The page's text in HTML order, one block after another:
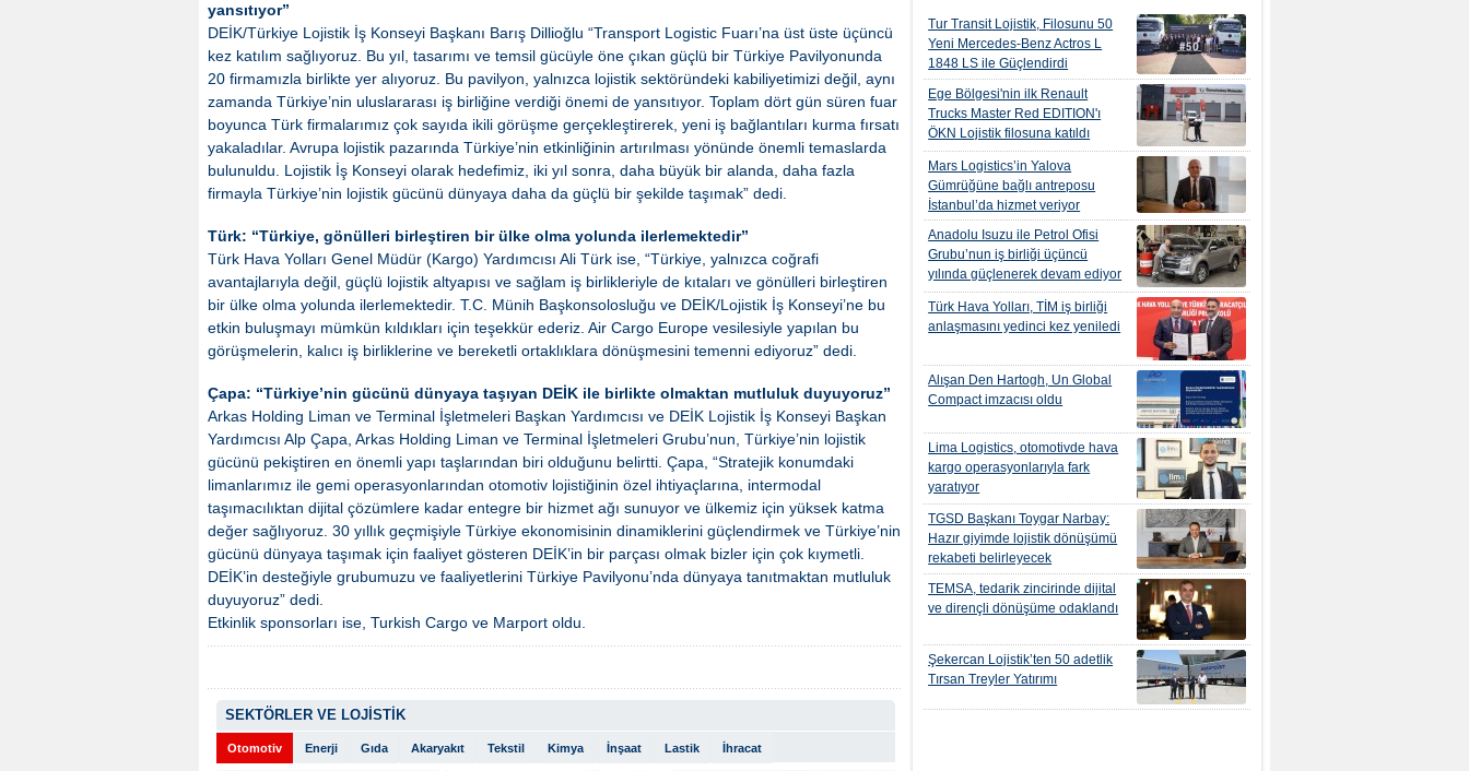
Tur Transit Lojistik, Filosunu 50
Yeni Mercedes-Benz Actros L
1848 LS ile Güçlendirdi
Ege Bölgesi'nin ilk Renault
Trucks Master Red EDITION'ı
ÖKN Lojistik filosuna katıldı
Mars Logistics’in Yalova
Gümrüğüne bağlı antreposu
İstanbul’da hizmet veriyor
Anadolu Isuzu ile Petrol Ofisi
Grubu’nun iş birliği üçüncü
yılında güçlenerek devam ediyor
Türk Hava Yolları, TİM iş birliği
anlaşmasını yedinci kez yeniledi
Alışan Den Hartogh, Un Global
Compact imzacısı oldu
Lima Logistics, otomotivde hava
kargo operasyonlarıyla fark
yaratıyor
TGSD Başkanı Toygar Narbay:
Hazır giyimde lojistik dönüşümü
rekabeti belirleyecek
TEMSA, tedarik zincirinde dijital
ve dirençli dönüşüme odaklandı
Şekercan Lojistik’ten 50 adetlik
Tırsan Treyler Yatırımı
yansıtıyor”
DEİK/Türkiye Lojistik İş Konseyi Başkanı Barış Dillioğlu “Transport Logistic Fuarı’na üst üste üçüncü
kez katılım sağlıyoruz. Bu yıl, tasarımı ve temsil gücüyle öne çıkan güçlü bir Türkiye Pavilyonunda
20 firmamızla birlikte yer alıyoruz. Bu pavilyon, yalnızca lojistik sektöründeki kabiliyetimizi değil, aynı
zamanda Türkiye’nin uluslararası iş birliğine verdiği önemi de yansıtıyor. Toplam dört gün süren fuar
boyunca Türk firmalarımız çok sayıda ikili görüşme gerçekleştirerek, yeni iş bağlantıları kurma fırsatı
yakaladılar. Avrupa lojistik pazarında Türkiye’nin etkinliğinin artırılması yönünde önemli temaslarda
bulunuldu. Lojistik İş Konseyi olarak hedefimiz, iki yıl sonra, daha büyük bir alanda, daha fazla
firmayla Türkiye’nin lojistik gücünü dünyaya daha da güçlü bir şekilde taşımak” dedi.
Türk: “Türkiye, gönülleri birleştiren bir ülke olma yolunda ilerlemektedir”
Türk Hava Yolları Genel Müdür (Kargo) Yardımcısı Ali Türk ise, “Türkiye, yalnızca coğrafi
avantajlarıyla değil, güçlü lojistik altyapısı ve sağlam iş birlikleriyle de kıtaları ve gönülleri birleştiren
bir ülke olma yolunda ilerlemektedir. T.C. Münih Başkonsolosluğu ve DEİK/Lojistik İş Konseyi’ne bu
etkin buluşmayı mümkün kıldıkları için teşekkür ederiz. Air Cargo Europe vesilesiyle yapılan bu
görüşmelerin, kalıcı iş birliklerine ve bereketli ortaklıklara dönüşmesini temenni ediyoruz” dedi.
Çapa: “Türkiye’nin gücünü dünyaya taşıyan DEİK ile birlikte olmaktan mutluluk duyuyoruz”
Arkas Holding Liman ve Terminal İşletmeleri Başkan Yardımcısı ve DEİK Lojistik İş Konseyi Başkan
Yardımcısı Alp Çapa, Arkas Holding Liman ve Terminal İşletmeleri Grubu’nun, Türkiye’nin lojistik
gücünü pekiştiren en önemli yapı taşlarından biri olduğunu belirtti. Çapa, “Stratejik konumdaki
limanlarımız ile gemi operasyonlarından otomotiv lojistiğinin özel ihtiyaçlarına, intermodal
taşımacılıktan dijital çözümlere kadar entegre bir hizmet ağı sunuyor ve ülkemiz için yüksek katma
değer sağlıyoruz. 30 yıllık geçmişiyle Türkiye ekonomisinin dinamiklerini güçlendirmek ve Türkiye’nin
gücünü dünyaya taşımak için faaliyet gösteren DEİK’in bir parçası olmak bizler için çok kıymetli.
DEİK’in desteğiyle grubumuzu ve faaliyetlerini Türkiye Pavilyonu’nda dünyaya tanıtmaktan mutluluk
duyuyoruz” dedi.
Etkinlik sponsorları ise, Turkish Cargo ve Marport oldu.
SEKTÖRLER VE LOJİSTİK
Otomotiv Enerji Gıda Akaryakıt Tekstil Kimya İnşaat Lastik İhracat